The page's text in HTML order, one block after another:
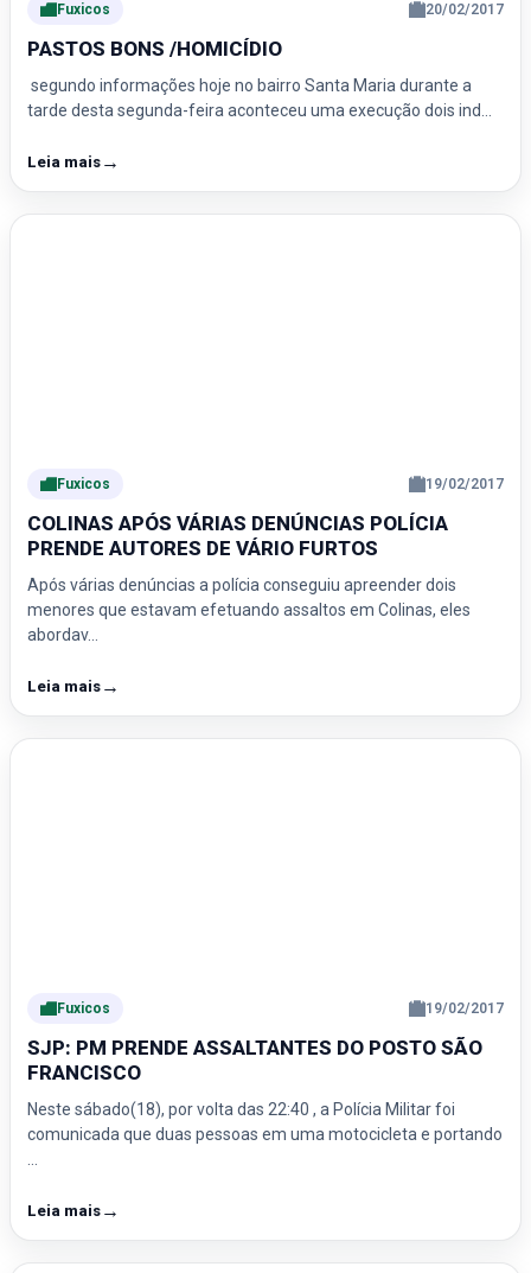
Fuxicos 20/02/2017
PASTOS BONS /HOMICÍDIO
segundo informações hoje no bairro Santa Maria durante a
tarde desta segunda-feira aconteceu uma execução dois ind…
Leia mais →
Fuxicos 19/02/2017
COLINAS APÓS VÁRIAS DENÚNCIAS POLÍCIA
PRENDE AUTORES DE VÁRIO FURTOS
Após várias denúncias a polícia conseguiu apreender dois
menores que estavam efetuando assaltos em Colinas, eles
abordav…
Leia mais →
Fuxicos 19/02/2017
SJP: PM PRENDE ASSALTANTES DO POSTO SÃO
FRANCISCO
Neste sábado(18), por volta das 22:40 , a Polícia Militar foi
comunicada que duas pessoas em uma motocicleta e portando
…
Leia mais →